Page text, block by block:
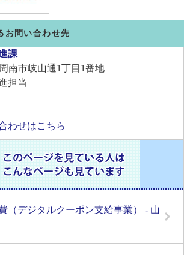
お問い合わせ先
課
南市岐山通1丁目1番地
担当
わせはこちら
（デジタルクーポン支給事業） - 山